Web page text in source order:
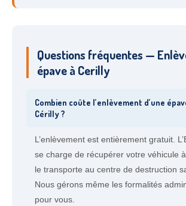
Questions fréquentes —
épave à Cerilly
Combien coûte l’enlèvement d’une
Cérilly ?
L’enlèvement est entièrement gratuit.
se charge de récupérer votre véhicule
le transporte au centre de destruction
Nous gérons même les formalités
pour vous.